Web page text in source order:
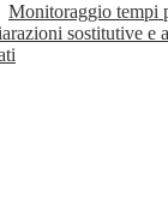
Monitoraggio tempi
sostitutive e